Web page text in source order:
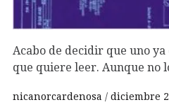
Acabo de decidir que uno
que quiere leer. Aunque no
nicanorcardenosa diciembre